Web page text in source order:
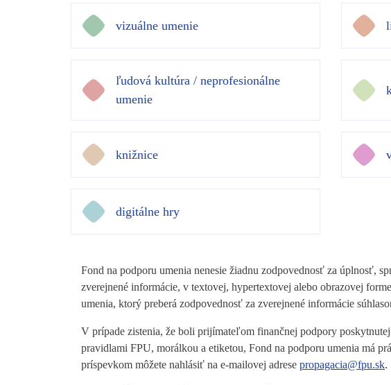
vizuálne umenie
ľudová kultúra / neprofesionálne
umenie
knižnice
digitálne hry
Fond na podporu umenia nenesie žiadnu zodpovednosť za úplnosť,
zverejnené informácie, v textovej, hypertextovej alebo obrazovej
umenia, ktorý preberá zodpovednosť za zverejnené informácie
V prípade zistenia, že boli prijímateľom finančnej podpory
pravidlami FPU, morálkou a etiketou, Fond na podporu umenia má
príspevkom môžete nahlásiť na e-mailovej adrese propagacia@fpu.sk.